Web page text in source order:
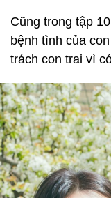
Cũng trong tập
bệnh tình của
trách con trai vì